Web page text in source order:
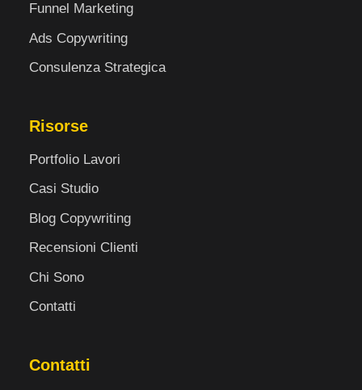
Funnel Marketing
Ads Copywriting
Consulenza Strategica
Risorse
Portfolio Lavori
Casi Studio
Blog Copywriting
Recensioni Clienti
Chi Sono
Contatti
Contatti